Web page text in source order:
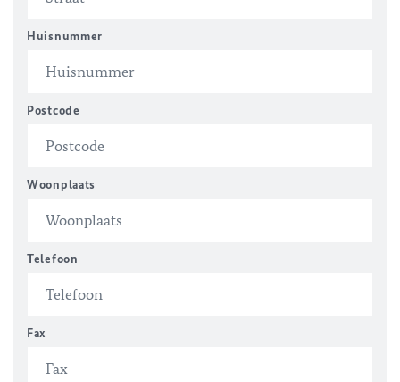
Huisnummer
Postcode
Woonplaats
Telefoon
Fax